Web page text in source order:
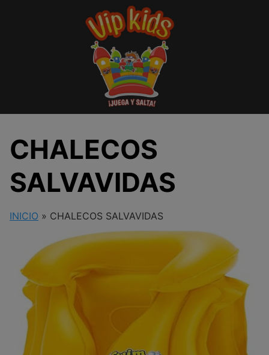
CHALECOS
SALVAVIDAS
INICIO » CHALECOS SALVAVIDAS